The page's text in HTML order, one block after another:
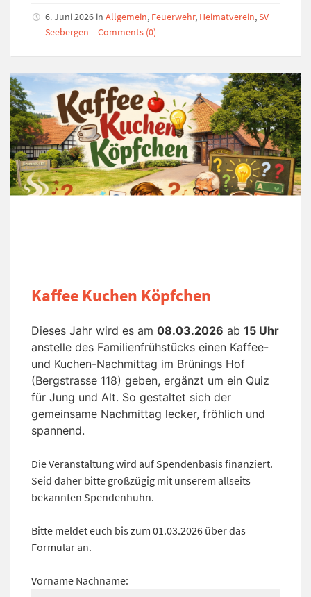
6. Juni 2026 in Allgemein, Feuerwehr, Heimatverein,SV
Seebergen
Comments (0)
Kaffee Kuchen Köpfchen
Dieses Jahr wird es am 08.03.2026 ab 15 Uhr
anstelle des Familienfrühstücks einen Kaffee-
und Kuchen-Nachmittag im Brünings Hof
(Bergstrasse 118) geben, ergänzt um ein Quiz
für Jung und Alt. So gestaltet sich der
gemeinsame Nachmittag lecker, fröhlich und
spannend.
Die Veranstaltung wird auf Spendenbasis finanziert.
Seid daher bitte großzügig mit unserem allseits
bekannten Spendenhuhn.
Bitte meldet euch bis zum 01.03.2026 über das
Formular an.
Vorname Nachname: